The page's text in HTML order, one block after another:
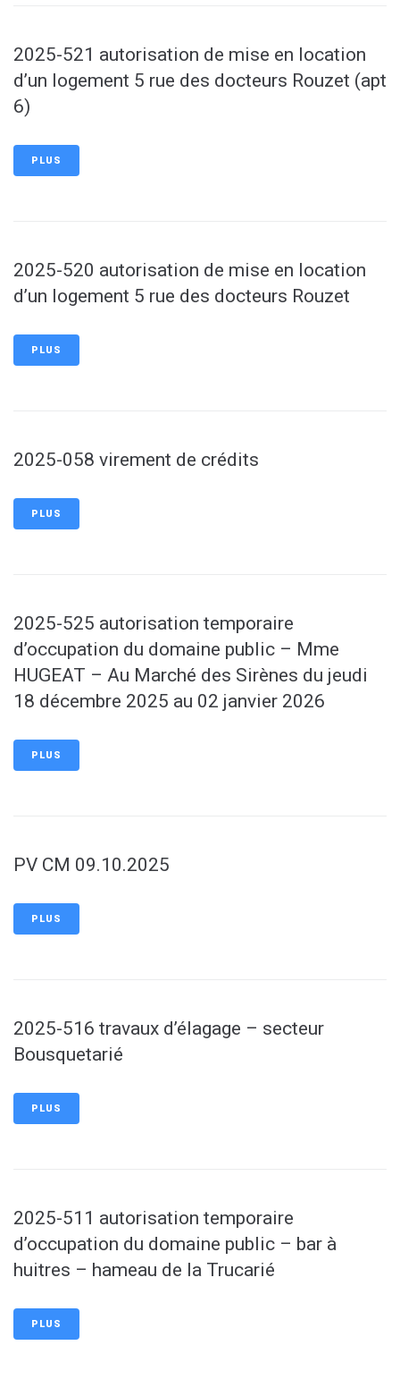
2025-521 autorisation de mise en location
d’un logement 5 rue des docteurs Rouzet (apt
6)
PLUS
2025-520 autorisation de mise en location
d’un logement 5 rue des docteurs Rouzet
PLUS
2025-058 virement de crédits
PLUS
2025-525 autorisation temporaire
d’occupation du domaine public – Mme
HUGEAT – Au Marché des Sirènes du jeudi
18 décembre 2025 au 02 janvier 2026
PLUS
PV CM 09.10.2025
PLUS
2025-516 travaux d’élagage – secteur
Bousquetarié
PLUS
2025-511 autorisation temporaire
d’occupation du domaine public – bar à
huitres – hameau de la Trucarié
PLUS